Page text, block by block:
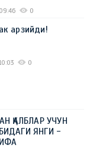
0
арзийди!
0
ҚАЛБЛАР УЧУН
ЯНГИ -